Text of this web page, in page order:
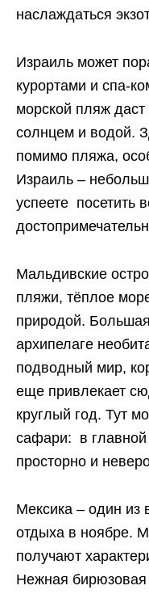
наслаждаться
Израиль может
курортами и спа-
морской пляж
солнцем и водой.
помимо пляжа,
Израиль –
успеете посетить
Мальдивские
пляжи, тёплое
природой.
архипелаге
подводный мир,
еще привлекает
круглый год. Тут
сафари: в главной
просторно и
Мексика – один из
отдыха в ноябре.
получают
Нежная